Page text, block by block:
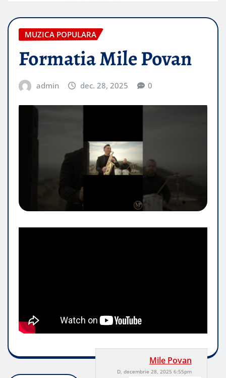
MUZICA POPULARA
Formatia Mile Povan
admin dec. 28, 2025 0
Mile Povan
D, decembrie 28, 2025 6:55pm